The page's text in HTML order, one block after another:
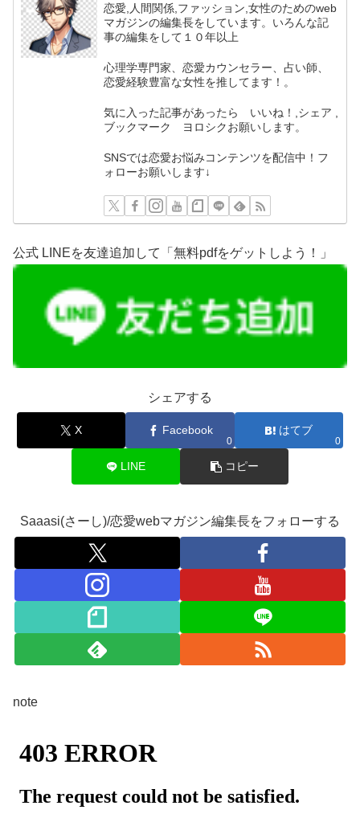
恋愛,人間関係,ファッション,女性のためのweb
マガジンの編集長をしています。いろんな記
事の編集をして１０年以上
心理学専門家、恋愛カウンセラー、占い師、
恋愛経験豊富な女性を推してます！。
気に入った記事があったら いいね！,シェア ,
ブックマーク ヨロシクお願いします。
SNSでは恋愛お悩みコンテンツを配信中！フ
ォローお願いします↓
公式 LINEを友達追加して「無料pdfをゲットしよう！」
シェアする
X Facebook
0
はてブ
0
LINE コピー
Saaasi(さーし)/恋愛webマガジン編集長をフォローする
note